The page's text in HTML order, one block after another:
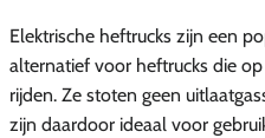
Elektrische heftrucks zijn een
alternatief voor heftrucks die
rijden. Ze stoten geen
zijn daardoor ideaal voor